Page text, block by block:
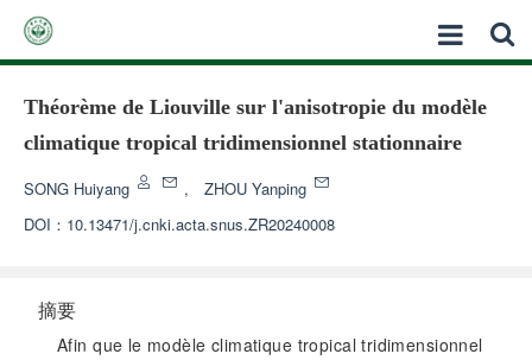
Théorème de Liouville sur l'anisotropie du modèle
climatique tropical tridimensionnel stationnaire
SONG Huiyang ,
ZHOU Yanping
DOI： 10.13471/j.cnki.acta.snus.ZR20240008
摘要
Afin que le modèle climatique tropical tridimensionnel